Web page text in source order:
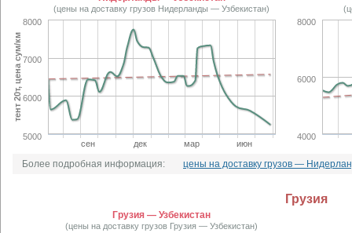
(цены на доставку грузов Нидерланды — Узбекистан)
сен дек мар июн
5000
6000
7000
8000
тент 20т, цена сум/км
4000
6000
8000
Более подробная информация: цены на доставку грузов —
Грузия
Грузия — Узбекистан
(цены на доставку грузов Грузия — Узбекистан)